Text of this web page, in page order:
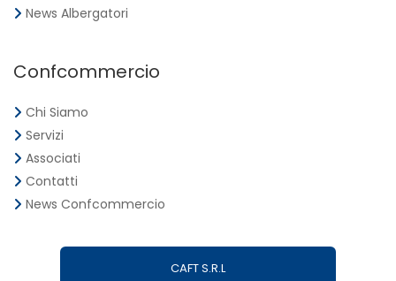
News Albergatori
Confcommercio
Chi Siamo
Servizi
Associati
Contatti
News Confcommercio
CAFT S.R.L